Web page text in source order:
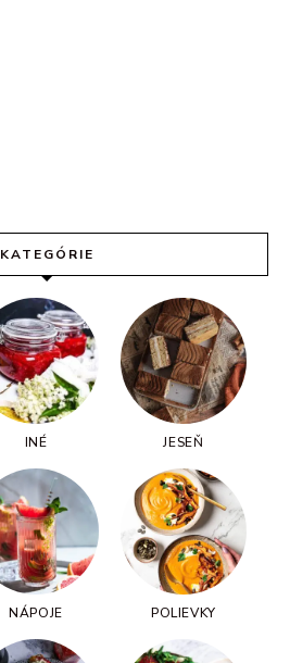
KATEGÓRIE
INÉ JESEŇ
NÁPOJE POLIEVKY